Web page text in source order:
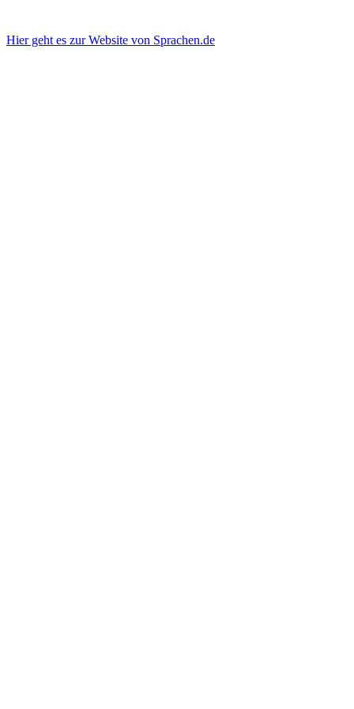
Hier geht es zur Website von Sprachen.de